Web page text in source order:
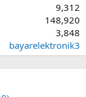
9,312
148,920
3,848
bayarelektronik3